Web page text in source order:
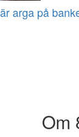
arga på
Om